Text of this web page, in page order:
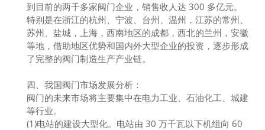
到目前的两千多家阀门企业，销售收人达 300 多亿元。
特别是在浙江的杭州、宁波、台州、温州，江苏的常州、
苏州、盐城，上海，西南地区的成都，西北的兰州，安徽
等地，借助地区优势和国内外大型企业的投资，逐步形成
了完整的阀门制造生产产业链。
四、我国阀门市场发展分析：
阀门的未来市场将主要集中在电力工业、石油化工、城建
等行业。
(1)电站的建设大型化。电站由 30 万千瓦以下机组向 60